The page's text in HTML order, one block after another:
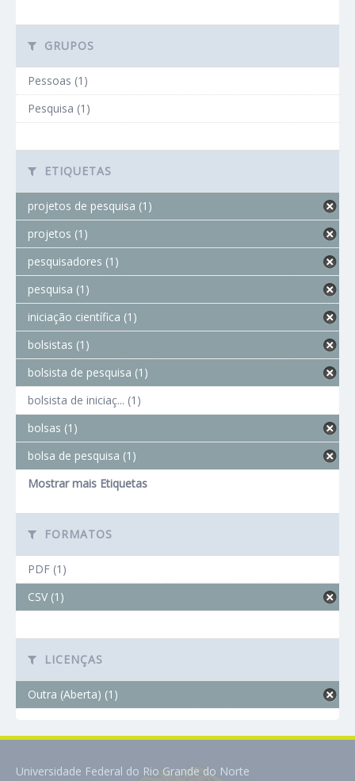
GRUPOS
Pessoas (1)
Pesquisa (1)
ETIQUETAS
projetos de pesquisa (1)
projetos (1)
pesquisadores (1)
pesquisa (1)
iniciação científica (1)
bolsistas (1)
bolsista de pesquisa (1)
bolsista de iniciaç... (1)
bolsas (1)
bolsa de pesquisa (1)
Mostrar mais Etiquetas
FORMATOS
PDF (1)
CSV (1)
LICENÇAS
Outra (Aberta) (1)
Universidade Federal do Rio Grande do Norte